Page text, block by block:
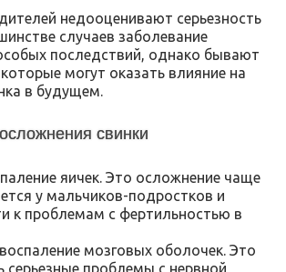
недооценивают серьезность
случаев заболевание
последствий, однако бывают
могут оказать влияние на
в будущем.
свинки
яичек. Это осложнение чаще
у мальчиков-подростков и
к проблемам с фертильностью в
мозговых оболочек. Это
серьезные проблемы с нервной